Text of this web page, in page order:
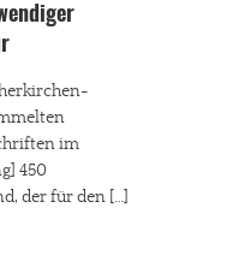
im
450
der für den […]